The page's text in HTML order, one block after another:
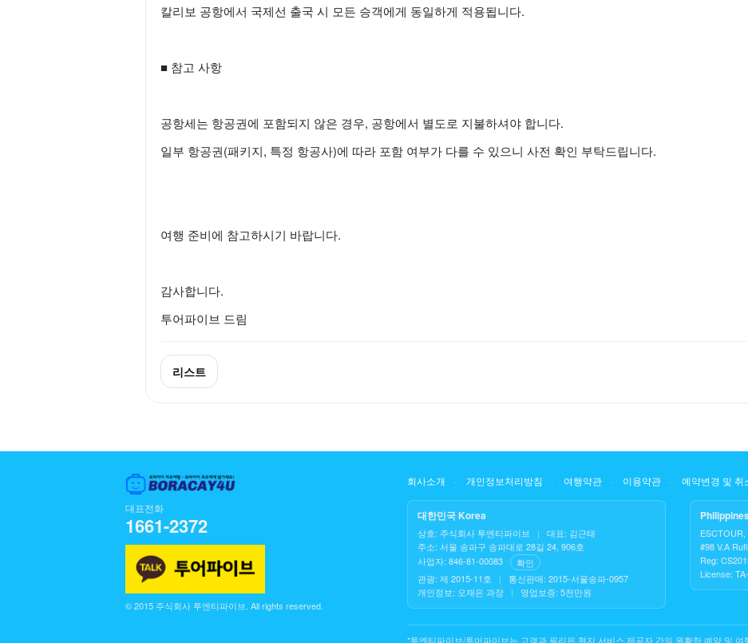
칼리보 공항에서 국제선 출국 시 모든 승객에게 동일하게 적용됩니다.
■ 참고 사항
공항세는 항공권에 포함되지 않은 경우, 공항에서 별도로 지불하셔야 합니다.
일부 항공권(패키지, 특정 항공사)에 따라 포함 여부가 다를 수 있으니 사전 확인 부탁드립니다.
여행 준비에 참고하시기 바랍니다.
감사합니다.
투어파이브 드림
리스트
대표전화
1661-2372
© 2015 주식회사 투엔티파이브. All rights reserved.
회사소개 개인정보처리방침 여행약관 이용약관 예약변경 및 취
대한민국 Korea
상호: 주식회사 투엔티파이브 |
대표: 김근태
주소: 서울 송파구 송파대로 28길 24, 906호
사업자: 846-81-00083
확인
관광: 제 2015-11호
|
통신판매: 2015-서울송파-0957
개인정보: 오재은 과장
| 영업보증: 5천만원
ESCTOUR,
#98 V.A
Reg:
License:
*투엔티파이브/투어파이브는 고객과 필리핀 현지 서비스 제공자 간의 원활한 예약 및